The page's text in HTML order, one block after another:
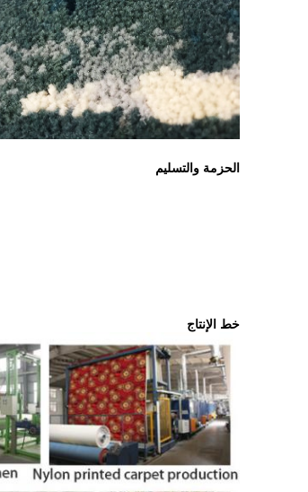
الحزمة والتسليم
خط الإنتاج